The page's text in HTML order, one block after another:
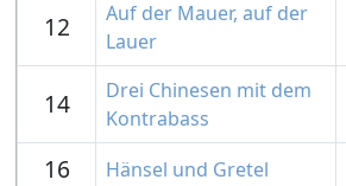
12
Auf der Mauer, auf der
Lauer
14
Drei Chinesen mit dem
Kontrabass
16 Hänsel und Gretel